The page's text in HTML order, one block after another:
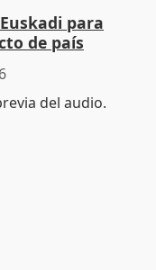
para
de país